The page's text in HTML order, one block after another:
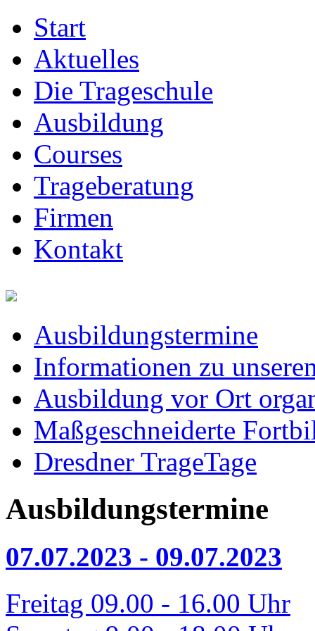
Start
Aktuelles
Die Trageschule
Ausbildung
Courses
Trageberatung
Firmen
Kontakt
Ausbildungstermine
Informationen zu
Ausbildung vor Ort
Maßgeschneiderte
Dresdner TrageTage
Ausbildungstermine
07.07.2023 - 09.07.2023
Freitag 09.00 - 16.00 Uhr